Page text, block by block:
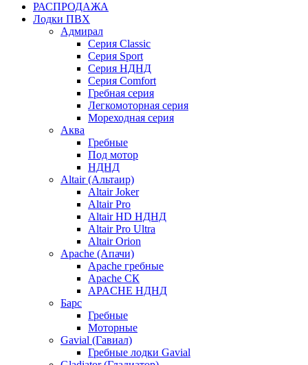
РАСПРОДАЖА
Лодки ПВХ
Адмирал
Серия Classic
Серия Sport
Серия НДНД
Серия Comfort
Гребная серия
Легкомоторная серия
Мореходная серия
Аква
Гребные
Под мотор
НДНД
Altair (Альтаир)
Altair Joker
Altair Pro
Altair HD НДНД
Altair Pro Ultra
Altair Orion
Apache (Апачи)
Apache гребные
Apache СК
APACHE НДНД
Барс
Гребные
Моторные
Gavial (Гавиал)
Гребные лодки Gavial